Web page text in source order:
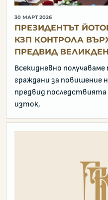
30 МАРТ 2026
ПРЕЗИДЕНТЪТ
КЗП КОНТРОЛА
ПРЕДВИД
Всекидневно
граждани за повишение
предвид
изток,